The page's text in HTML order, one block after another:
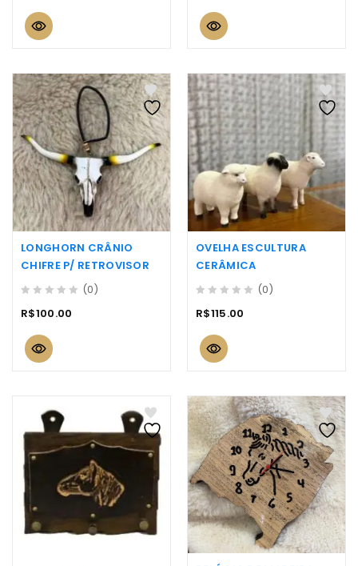
5
5
LONGHORN CRÂNIO
CHIFRE P/ RETROVISOR
out
5
(0)
R$100.00
OVELHA ESCULTURA
CERÂMICA
out
5
(0)
R$115.00